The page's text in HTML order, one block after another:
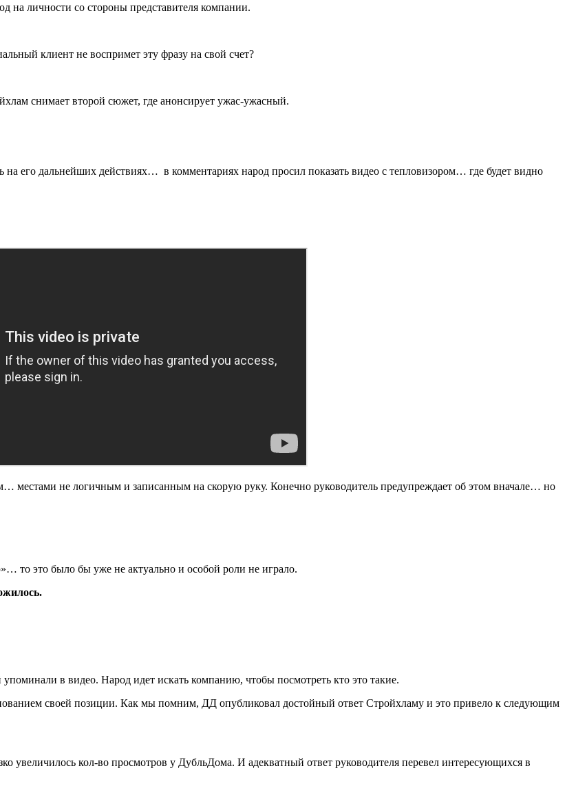
на личности со стороны представителя компании.
клиент не воспримет эту фразу на свой счет?
снимает второй сюжет, где анонсирует ужас-ужасный.
его дальнейших действиях… в комментариях народ просил показать видео с тепловизором… где будет видно
местами не логичным и записанным на скорую руку. Конечно руководитель предупреждает об этом вначале… но
то это было бы уже не актуально и особой роли не играло.
в видео. Народ идет искать компанию, чтобы посмотреть кто это такие.
своей позиции. Как мы помним, ДД опубликовал достойный ответ Стройхламу и это привело к следующим
увеличилось кол-во просмотров у ДубльДома. И адекватный ответ руководителя перевел интересующихся в